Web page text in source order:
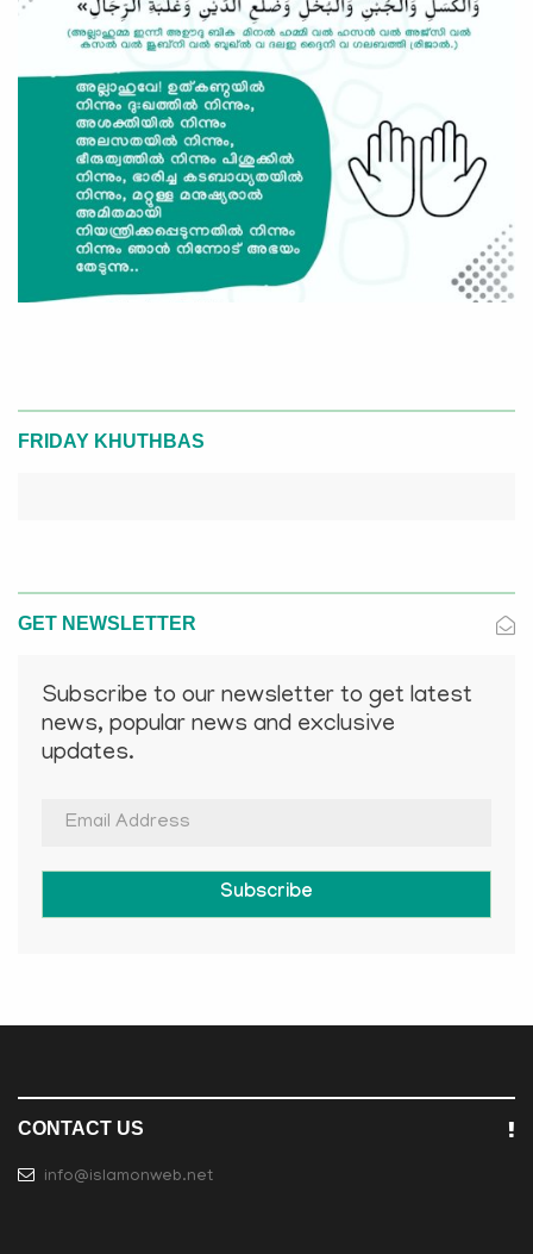
FRIDAY KHUTHBAS
GET NEWSLETTER
Subscribe to our newsletter to get latest
news, popular news and exclusive
updates.
Subscribe
CONTACT US
info@islamonweb.net